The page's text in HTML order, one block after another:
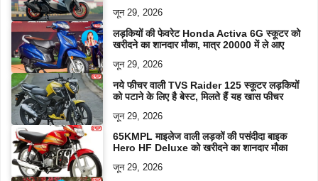
जून 29, 2026
लड़कियों की फेवरेट Honda Activa 6G स्कूटर को
खरीदने का शानदार मौका, मात्र 20000 में ले आए
जून 29, 2026
नये फीचर वाली TVS Raider 125 स्कूटर लड़कियों
को पटाने के लिए है बेस्ट, मिलते हैं यह खास फीचर
जून 29, 2026
65KMPL माइलेज वाली लड़कों की पसंदीदा बाइक
Hero HF Deluxe को खरीदने का शानदार मौका
जून 29, 2026